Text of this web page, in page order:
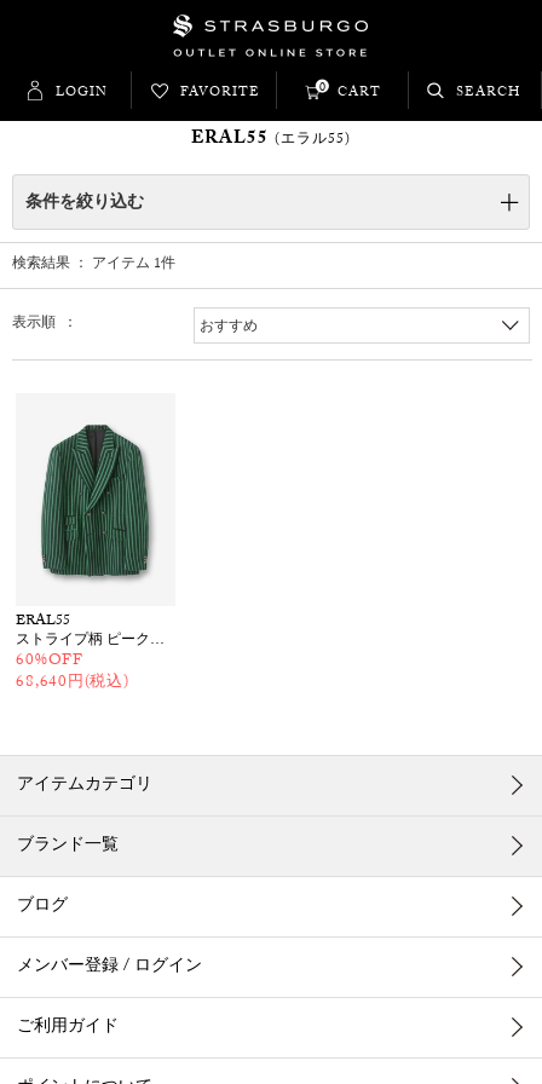
LOGIN FAVORITE CART
0 SEARCH
ERAL55 (エラル55)
条件を絞り込む
検索結果 ： アイテム 1件
表示順 ：
ERAL55
ストライプ柄 ピークドダブルジャケット
60%OFF
68,640円(税込)
アイテムカテゴリ
ブランド一覧
ブログ
メンバー登録 / ログイン
ご利用ガイド